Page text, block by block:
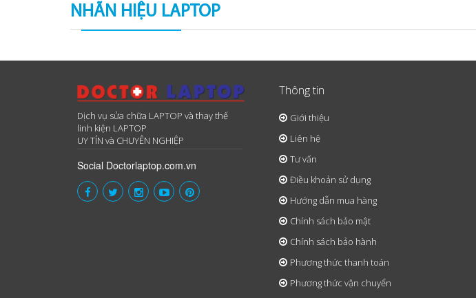
NHÃN HIỆU LAPTOP
Dịch vụ sửa chữa LAPTOP và thay thế
linh kiện LAPTOP
UY TÍN và CHUYÊN NGHIỆP
Social Doctorlaptop.com.vn
Thông tin
Giới thiệu
Liên hệ
Tư vấn
Điều khoản sử dụng
Hướng dẫn mua hàng
Chính sách bảo mật
Chính sách bảo hành
Phương thức thanh toán
Phương thức vận chuyển